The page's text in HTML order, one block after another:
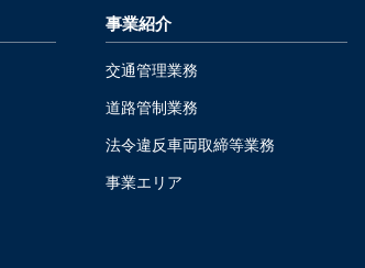
事業紹介
交通管理業務
道路管制業務
法令違反車両取締等業務
事業エリア